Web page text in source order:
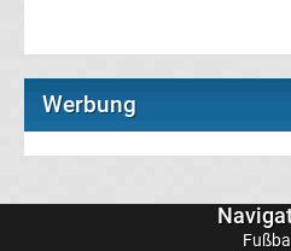
Braunschweig
Werbung